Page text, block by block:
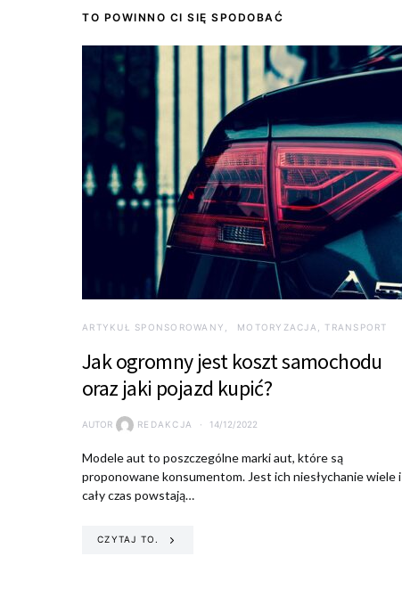
TO POWINNO CI SIĘ SPODOBAĆ
ARTYKUŁ SPONSOROWANY MOTORYZACJA, TRANSPORT
Jak ogromny jest koszt samochodu
oraz jaki pojazd kupić?
AUTOR REDAKCJA 14/12/2022
Modele aut to poszczególne marki aut, które są
proponowane konsumentom. Jest ich niesłychanie wiele i
cały czas powstają…
CZYTAJ TO.